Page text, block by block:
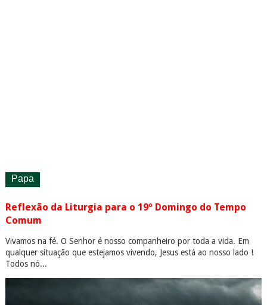
Papa
Reflexão da Liturgia para o 19º Domingo do Tempo
Comum
Vivamos na fé. O Senhor é nosso companheiro por toda a vida. Em
qualquer situação que estejamos vivendo, Jesus está ao nosso lado !
Todos nó...